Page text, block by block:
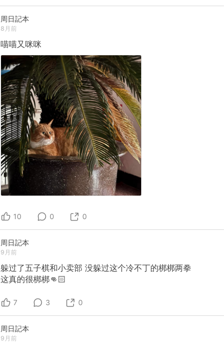
周日記本
8月前
喵喵又咪咪
10 0 0
周日記本
9月前
躲过了五子棋和小卖部 没躲过这个冷不丁的梆梆两拳
这真的很梆梆👊🏻
7 3 0
周日記本
9月前